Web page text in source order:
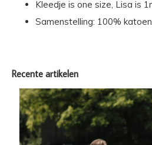
Kleedje is one size, Lisa is
Samenstelling: 100%
Recente artikelen